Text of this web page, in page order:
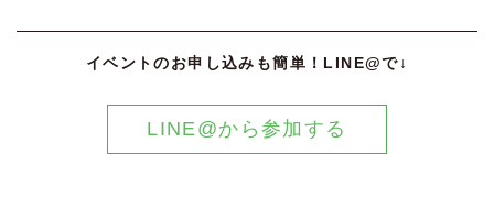
イベントのお申し込みも簡単！LINE@で↓
LINE@から参加する